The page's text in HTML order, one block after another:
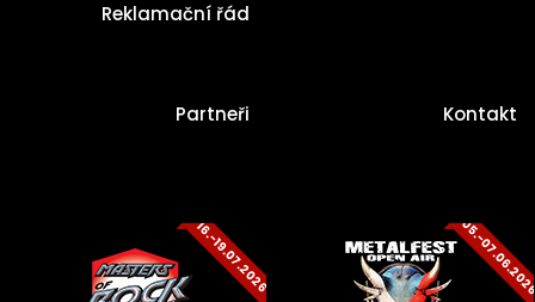
Reklamační řád
Partneři Kontakt
16.-19.07.2026 05.-